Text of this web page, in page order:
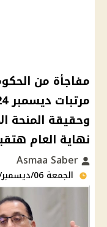
مفاجأة من
وحقيقة المنحة
نهاية العام
الجمعة 06/ديسمبر/2024 - 10:14 ص